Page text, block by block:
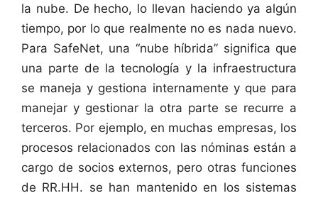
la nube. De hecho, lo llevan haciendo ya algún
tiempo, por lo que realmente no es nada nuevo.
Para SafeNet, una “nube híbrida” significa que
una parte de la tecnología y la infraestructura
se maneja y gestiona internamente y que para
manejar y gestionar la otra parte se recurre a
terceros. Por ejemplo, en muchas empresas, los
procesos relacionados con las nóminas están a
cargo de socios externos, pero otras funciones
de RR.HH. se han mantenido en los sistemas